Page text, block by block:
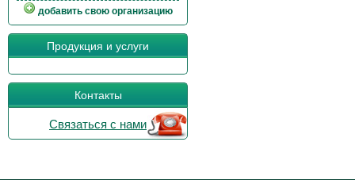
добавить свою организацию
Продукция и услуги
Контакты
Связаться с нами